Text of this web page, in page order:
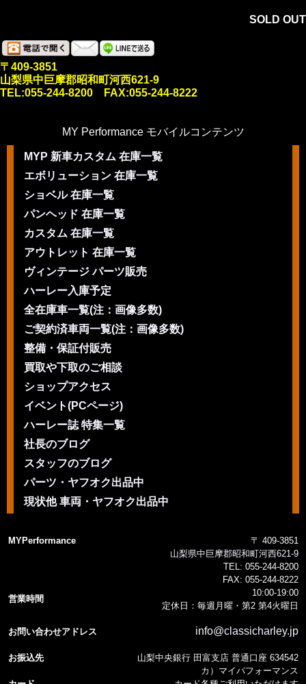
SOLD OUT
〒409-3851
山梨県中巨摩郡昭和町河西621-9
TEL:055-244-8200 FAX:055-244-8222
MY Performance モバイルコンテンツ
MYP 新車カスタム 在庫一覧
エボリューション 在庫一覧
ショベル 在庫一覧
パンヘッド 在庫一覧
カスタム 在庫一覧
アウトレット 在庫一覧
ヴィンテージ パーツ販売
ハーレー入庫予定
全在庫車一覧(注：画像多数)
ご契約済車両一覧(注：画像多数)
整備・保証付販売
買取や下取のご相談
ショップアクセス
イベント(PCページ)
ハーレー誌 特集一覧
社長のブログ
スタッフのブログ
パーツ・ヤフオク出品中
現状他 車両・ヤフオク出品中
MYPerformance
〒 409-3851
山梨県中巨摩郡昭和町河西621-9
TEL: 055-244-8200
FAX: 055-244-8222
営業時間
10:00-19:00
定休日：毎週月曜・第2 第4火曜日
お問い合わせアドレス info@classicharley.jp
お振込先
山梨中央銀行 田富支店 普通口座 634542
カ）マイパフォーマンス